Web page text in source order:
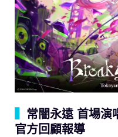
常闇永遠 首場演
官方回顧報導